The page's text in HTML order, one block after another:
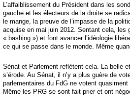
L’affaiblissement du Président dans les
gauche et les électeurs de la droite se
le mange, la preuve de l’impasse de la
acquise en mai juin 2012. Sentant cela, les
« bashing ») et font avancer l’idéologie
ce qui se passe dans le monde. Même
Sénat et Parlement reflètent cela. La belle
s’érode. Au Sénat, il n’y a plus guère de
parlementaires du FdG ne votent
Même les PRG se sont fait prier et ont